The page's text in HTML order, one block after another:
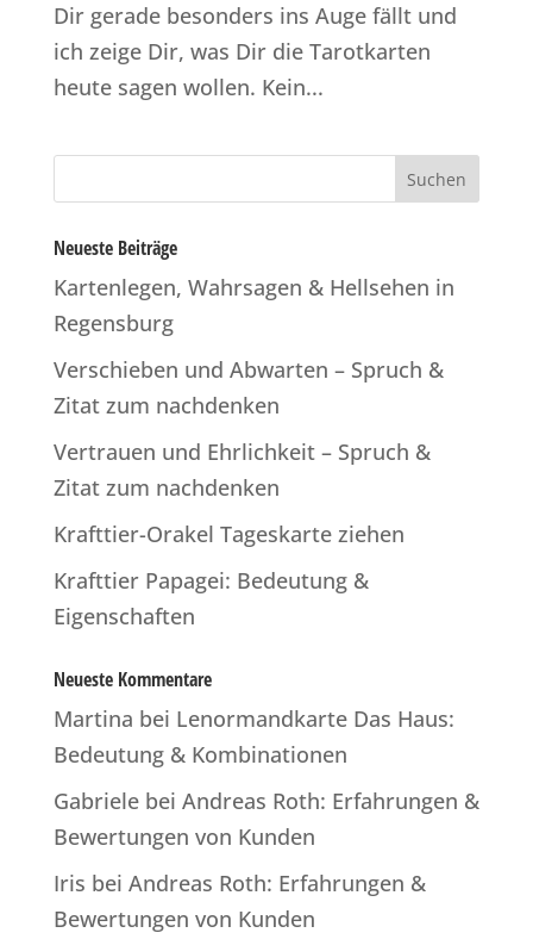
Dir gerade besonders ins Auge fällt und
ich zeige Dir, was Dir die Tarotkarten
heute sagen wollen. Kein...
Neueste Beiträge
Kartenlegen, Wahrsagen & Hellsehen in
Regensburg
Verschieben und Abwarten – Spruch &
Zitat zum nachdenken
Vertrauen und Ehrlichkeit – Spruch &
Zitat zum nachdenken
Krafttier-Orakel Tageskarte ziehen
Krafttier Papagei: Bedeutung &
Eigenschaften
Neueste Kommentare
Martina bei Lenormandkarte Das Haus:
Bedeutung & Kombinationen
Gabrielebei Andreas Roth: Erfahrungen &
Bewertungen von Kunden
Iris bei Andreas Roth: Erfahrungen &
Bewertungen von Kunden